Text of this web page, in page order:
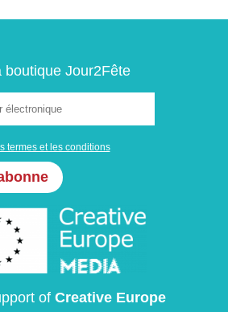
boutique Jour2Fête
termes et les conditions
of Creative Europe